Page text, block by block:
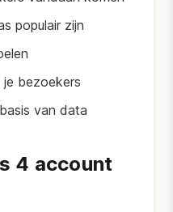
populair zijn
je bezoekers
van data
4 account